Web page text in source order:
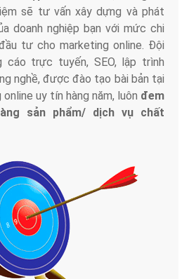
ty Việt Ads làm đối tác
lập từ năm 2013
sẽ tư vấn xây dựng và phát
doanh nghiệp bạn với mức chi